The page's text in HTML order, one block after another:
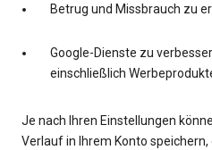
Betrug und Missbrauch zu
Google-Dienste zu
einschließlich
Je nach Ihren Einstellungen
Verlauf in Ihrem Konto